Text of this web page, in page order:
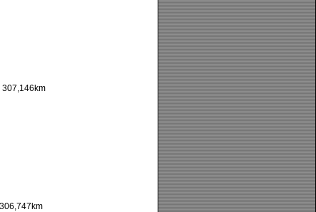
307,146km
306,747km